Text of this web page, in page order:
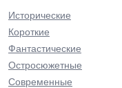
Исторические
Короткие
Фантастические
Остросюжетные
Современные